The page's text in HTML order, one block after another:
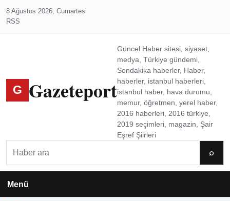
8 Ağustos 2026, Cumartesi
RSS
G Gazeteport
Güncel Haber sitesi, siyaset,
medya, Türkiye gündemi,
Sondakika haberler, Haber,
haberler, istanbul haberleri,
istanbul haber, hava durumu,
memur, öğretmen, yerel haber,
2016 haberleri, 2016 türkiye,
2019 seçimleri, magazin, Şair
Eşref Şiirleri
⌕
Menü